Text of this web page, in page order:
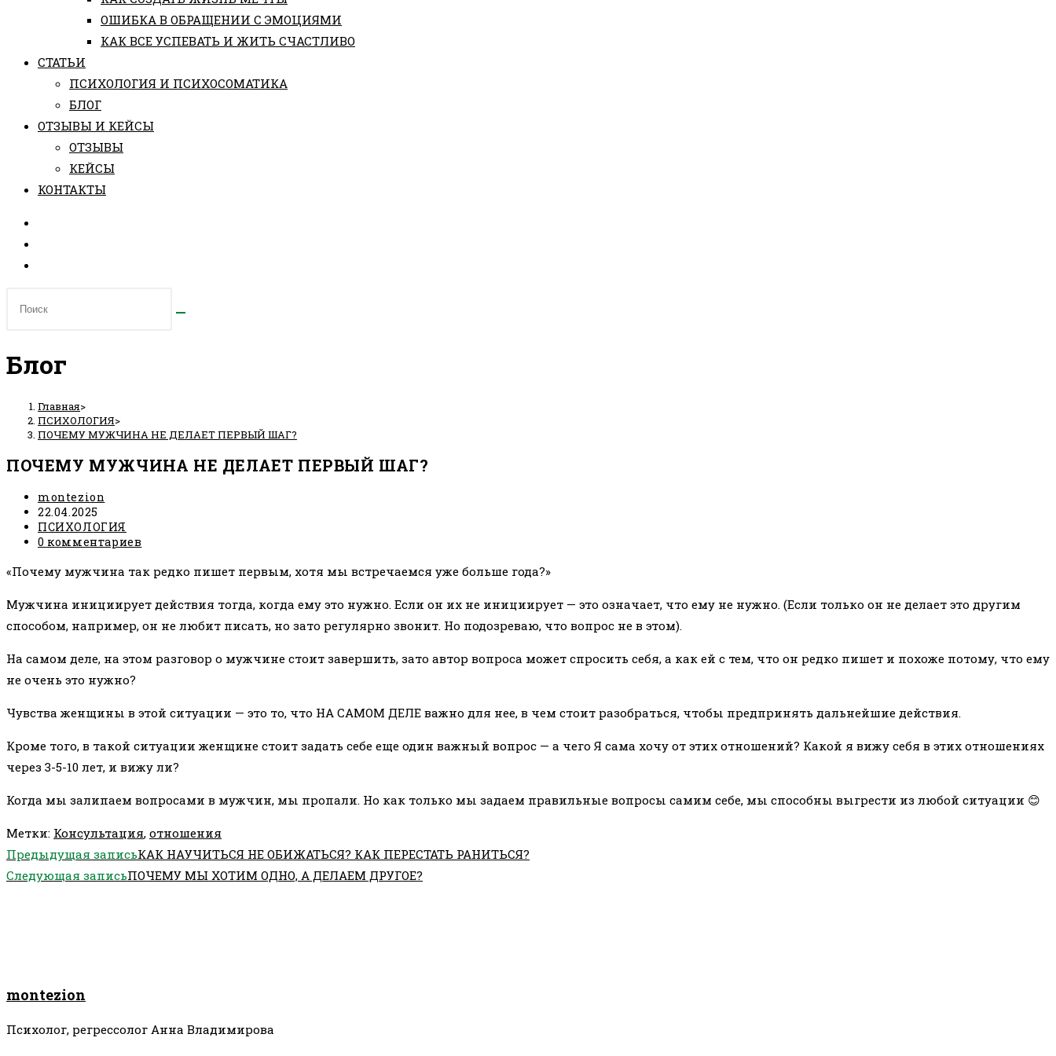
ОШИБКА В ОБРАЩЕНИИ С ЭМОЦИЯМИ
КАК ВСЕ УСПЕВАТЬ И ЖИТЬ СЧАСТЛИВО
СТАТЬИ
ПCИХОЛОГИЯ И ПСИХОСОМАТИКА
БЛОГ
ОТЗЫВЫ И КЕЙСЫ
ОТЗЫВЫ
КЕЙСЫ
КОНТАКТЫ
Блог
Главная>
ПСИХОЛОГИЯ>
ПОЧЕМУ МУЖЧИНА НЕ ДЕЛАЕТ ПЕРВЫЙ ШАГ?
ПОЧЕМУ МУЖЧИНА НЕ ДЕЛАЕТ ПЕРВЫЙ ШАГ?
Автор
записи:
montezion
Запись
опубликована:
22.04.2025
Рубрика
записи:
ПСИХОЛОГИЯ
Комментарии
записи:
0 комментариев
«Почему мужчина так редко пишет первым, хотя мы встречаемся уже больше года?»
Мужчина инициирует действия тогда, когда ему это нужно. Если он их не инициирует — это означает, что ему не нужно. (Если только он не делает это другим
способом, например, он не любит писать, но зато регулярно звонит. Но подозреваю, что вопрос не в этом).
На самом деле, на этом разговор о мужчине стоит завершить, зато автор вопроса может спросить себя, а как ей с тем, что он редко пишет и похоже потому, что ему
не очень это нужно?
Чувства женщины в этой ситуации — это то, что НА САМОМ ДЕЛЕ важно для нее, в чем стоит разобраться, чтобы предпринять дальнейшие действия.
Кроме того, в такой ситуации женщине стоит задать себе еще один важный вопрос — а чего Я сама хочу от этих отношений? Какой я вижу себя в этих отношениях
через 3-5-10 лет, и вижу ли?
Когда мы залипаем вопросами в мужчин, мы пропали. Но как только мы задаем правильные вопросы самим себе, мы способны выгрести из любой ситуации 😊
Метки: Консультация, отношения
Еще
статьи
Предыдущая записьКАК НАУЧИТЬСЯ НЕ ОБИЖАТЬСЯ? КАК ПЕРЕСТАТЬ РАНИТЬСЯ?
Следующая записьПОЧЕМУ МЫ ХОТИМ ОДНО, А ДЕЛАЕМ ДРУГОЕ?
montezion
Психолог, регрессолог Анна Владимирова